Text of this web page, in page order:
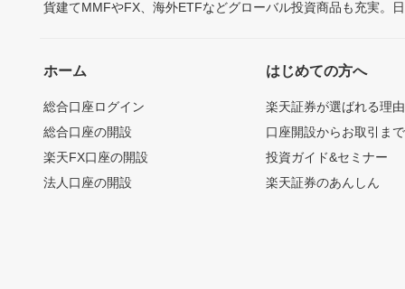
貨建てMMFやFX、海外ETFなどグローバル投資商品も充実。
ホーム
総合口座ログイン
総合口座の開設
楽天FX口座の開設
法人口座の開設
はじめての方へ
楽天証券が選ばれる理由
口座開設からお取引ま
投資ガイド&セミナー
楽天証券のあんしん